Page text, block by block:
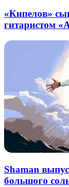
«Кипелов»
гитаристом
Shaman
большого